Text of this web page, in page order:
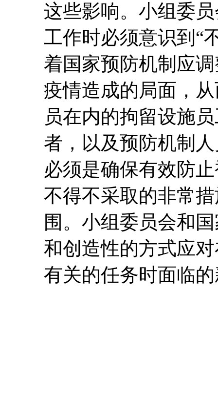
这些影响。小组委
工作时必须意识到“
着国家预防机制应
疫情造成的局面，
员在内的拘留设施
者，以及预防机制
必须是确保有效防
不得不采取的非常
围。小组委员会和
和创造性的方式应
有关的任务时面临